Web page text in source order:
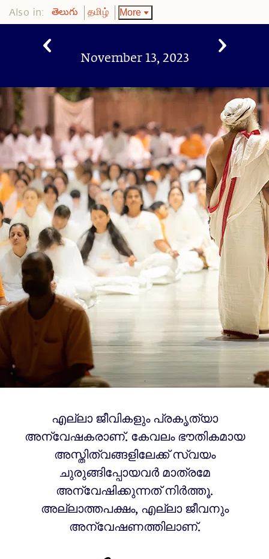
Also in: తెలుగు தமிழ் More
November 13, 2023
എല്ലാ ജീവികളും പ്രകൃത്യാ
അന്വേഷകരാണ്. കേവലം ഭൗതികമായ
അസ്തിത്വങ്ങളിലേക്ക് സ്വയം
ചുരുങ്ങിപ്പോയവർ മാത്രമേ
അന്വേഷിക്കുന്നത് നിർത്തൂ.
അല്ലാത്തപക്ഷം, എല്ലാ ജീവനും
അന്വേഷണത്തിലാണ്.